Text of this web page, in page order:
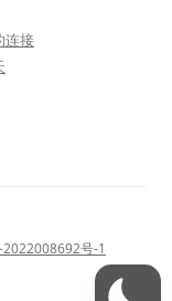
连接
2022008692号-1